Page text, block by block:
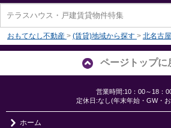
テラスハウス・戸建賃貸物件特集
おもてなし不動産 > (賃貸)地域から探す > 北名古
ページトップに
営業時間:10：00～18：
定休日:なし(年末年始・GW・
ホーム